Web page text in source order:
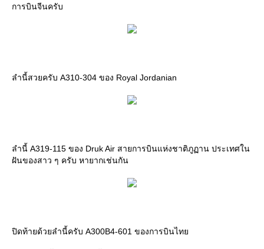
การบินจีนครับ
ลำนี้สวยครับ A310-304 ของ Royal Jordanian
ลำนี้ A319-115 ของ Druk Air สายการบินแห่งชาติภูฏาน ประเทศใน
ฝันของสาว ๆ ครับ หายากเช่นกัน
ปิดท้ายด้วยลำนี้ครับ A300B4-601 ของการบินไท